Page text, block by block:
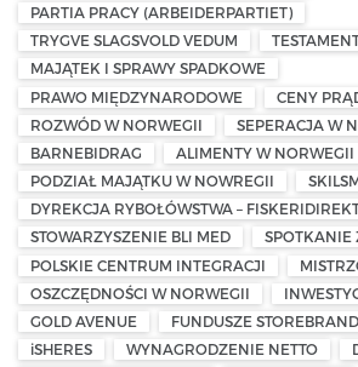
PARTIA PRACY (ARBEIDERPARTIET)
TRYGVE SLAGSVOLD VEDUM
MAJĄTEK I SPRAWY SPADKOWE
PRAWO MIĘDZYNARODOWE
CENY
ROZWÓD W NORWEGII
SEPERACJA W
BARNEBIDRAG
ALIMENTY W NORWEGII
PODZIAŁ MAJĄTKU W NOWREGII
DYREKCJA RYBOŁÓWSTWA –
STOWARZYSZENIE BLI MED
SPOTKANIE
POLSKIE CENTRUM INTEGRACJI
OSZCZĘDNOŚCI W NORWEGII
GOLD AVENUE
FUNDUSZE STOREBRAND
iSHERES
WYNAGRODZENIE NETTO